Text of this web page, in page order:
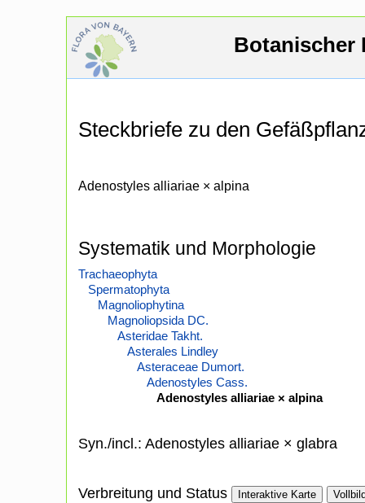
Botanischer
Steckbriefe zu den
Adenostyles alliariae × alpina
Systematik und Morphologie
Trachaeophyta
Spermatophyta
Magnoliophytina
Magnoliopsida DC.
Asteridae Takht.
Asterales Lindley
Asteraceae Dumort.
Adenostyles Cass.
Adenostyles alliariae × alpina
Syn./incl.: Adenostyles alliariae × glabra
Verbreitung und Status Interaktive Karte